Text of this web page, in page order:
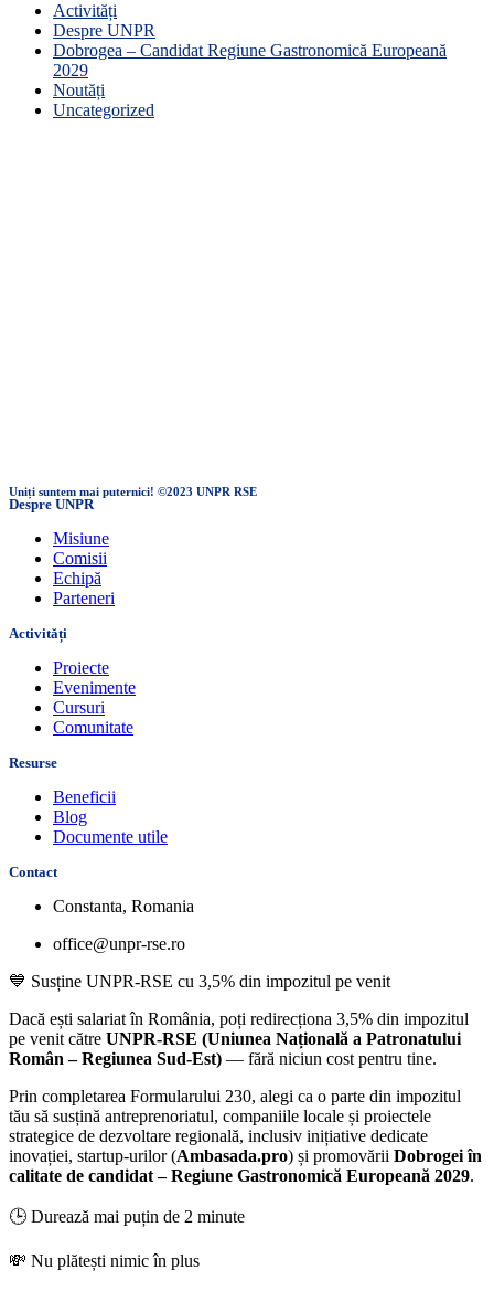
Activități
Despre UNPR
Dobrogea – Candidat Regiune Gastronomică Europeană
2029
Noutăți
Uncategorized
Uniți suntem mai puternici! ©2023 UNPR RSE
Despre UNPR
Misiune
Comisii
Echipă
Parteneri
Activități
Proiecte
Evenimente
Cursuri
Comunitate
Resurse
Beneficii
Blog
Documente utile
Contact
Constanta, Romania
office@unpr-rse.ro
💙 Susține UNPR-RSE cu 3,5% din impozitul pe venit
Dacă ești salariat în România, poți redirecționa 3,5% din impozitul
pe venit către UNPR-RSE (Uniunea Națională a Patronatului
Român – Regiunea Sud-Est) — fără niciun cost pentru tine.
Prin completarea Formularului 230, alegi ca o parte din impozitul
tău să susțină antreprenoriatul, companiile locale și proiectele
strategice de dezvoltare regională, inclusiv inițiative dedicate
inovației, startup-urilor (Ambasada.pro) și promovării Dobrogei în
calitate de candidat –Regiune Gastronomică Europeană 2029.
🕒 Durează mai puțin de 2 minute
💸 Nu plătești nimic în plus